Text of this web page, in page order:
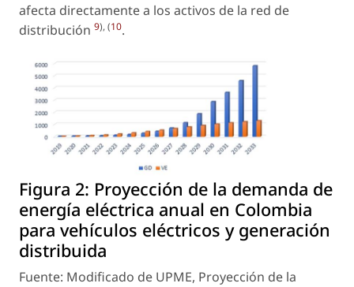
afecta directamente a los activos de la red de
distribución 9), (10.
Figura 2: Proyección de la demanda de
energía eléctrica anual en Colombia
para vehículos eléctricos y generación
distribuida
Fuente: Modificado de UPME, Proyección de la